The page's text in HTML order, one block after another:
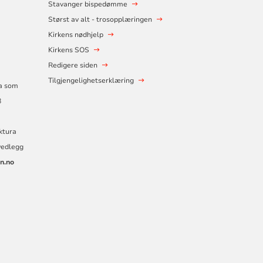
som
Stavanger bispedømme
Størst av alt - trosopplæringen
Kirkens nødhjelp
Kirkens SOS
Redigere siden
Tilgjengelighetserklæring